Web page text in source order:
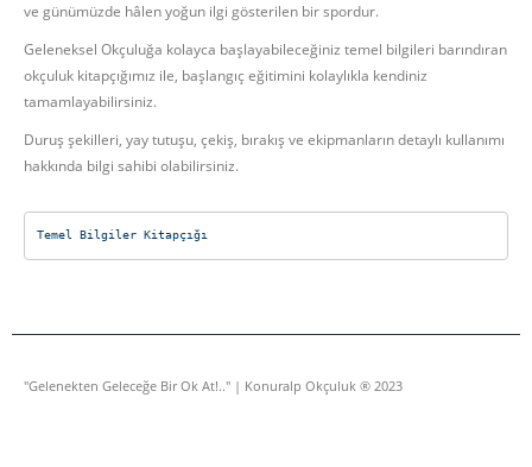
ve günümüzde hâlen yoğun ilgi gösterilen bir spordur.
Geleneksel Okçuluğa kolayca başlayabileceğiniz temel bilgileri barındıran
okçuluk kitapçığımız ile, başlangıç eğitimini kolaylıkla kendiniz
tamamlayabilirsiniz.
Duruş şekilleri, yay tutuşu, çekiş, bırakış ve ekipmanların detaylı kullanımı
hakkında bilgi sahibi olabilirsiniz.
Temel Bilgiler Kitapçığı
"Gelenekten Geleceğe Bir Ok At!.." | Konuralp Okçuluk ® 2023